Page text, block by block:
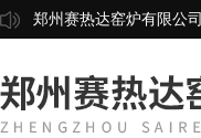
郑州赛热达窑炉有限公司